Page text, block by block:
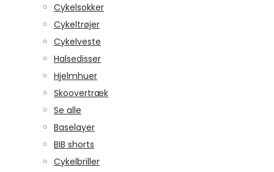
Cykelsokker
Cykeltrøjer
Cykelveste
Halsedisser
Hjelmhuer
Skoovertræk
Se alle
Baselayer
BIB shorts
Cykelbriller